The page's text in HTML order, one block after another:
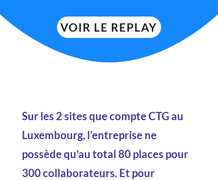
VOIR LE REPLAY
Sur les 2 sites que compte CTG au
Luxembourg, l’entreprise ne
possède qu’au total 80 places pour
300 collaborateurs. Et pour